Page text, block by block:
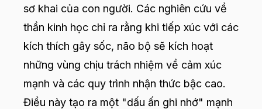
sơ khai của con người. Các nghiên cứu về
thần kinh học chỉ ra rằng khi tiếp xúc với các
kích thích gây sốc, não bộ sẽ kích hoạt
những vùng chịu trách nhiệm về cảm xúc
mạnh và các quy trình nhận thức bậc cao.
Điều này tạo ra một "dấu ấn ghi nhớ" mạnh